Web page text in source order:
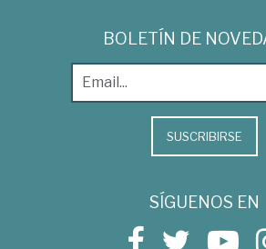
BOLETÍN DE
SUSCRIBIRSE
SÍGUENOS EN